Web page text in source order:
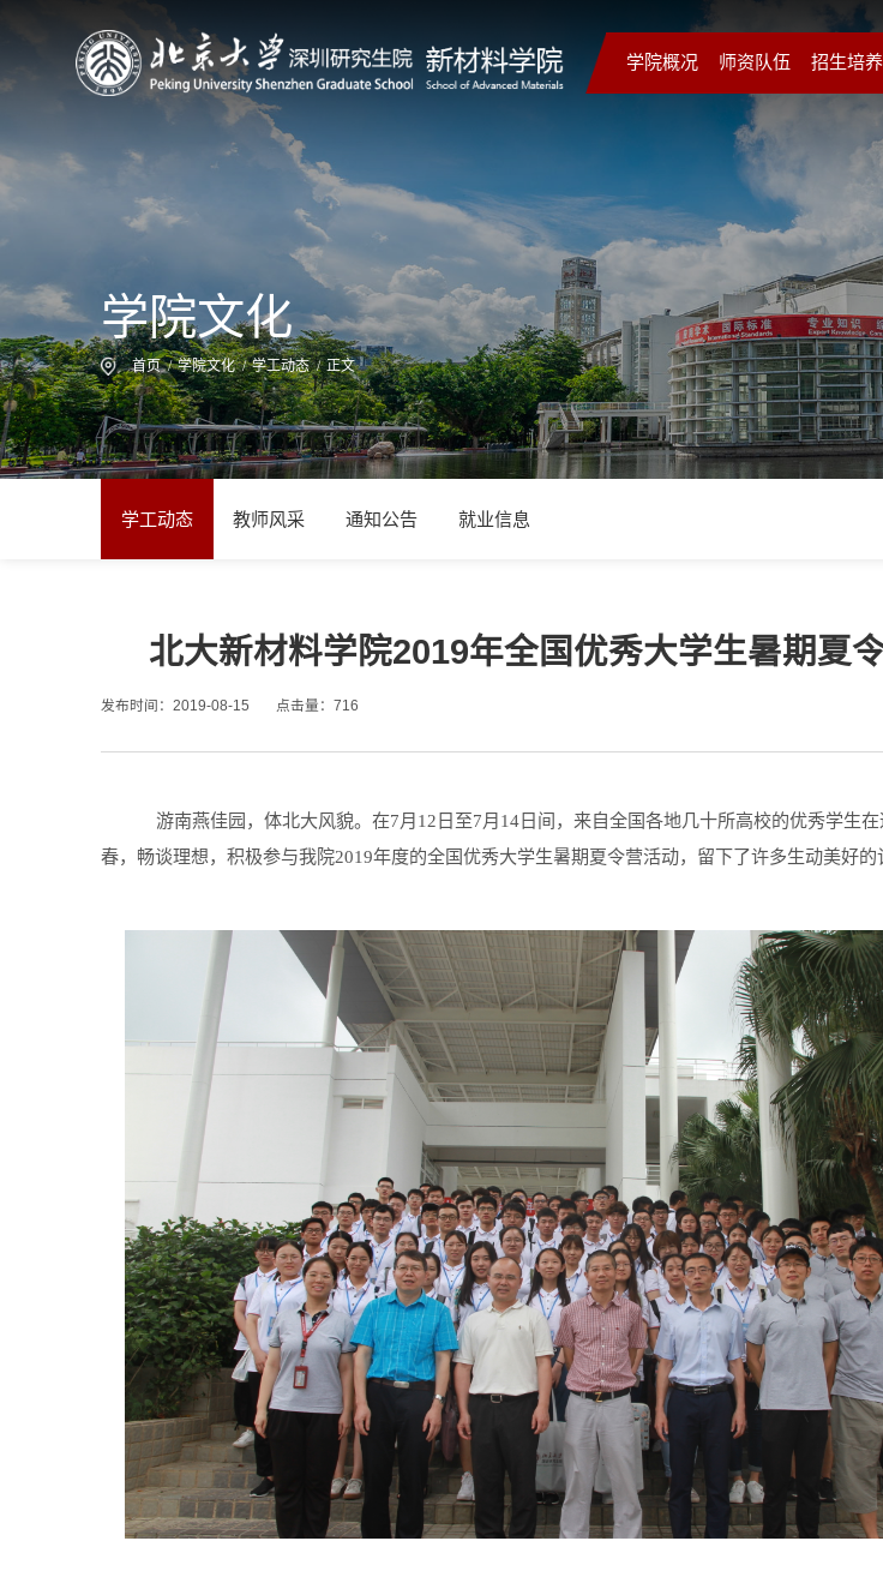
学院概况 师资队伍 招生培养
学院文化
首页 / 学院文化 / 学工动态 /正文
学工动态 教师风采 通知公告 就业信息
北大新材料学院2019年全国优秀大学生暑期夏
发布时间：2019-08-15 点击量： 716
游南燕佳园，体北大风貌。在7月12日至7月14日间，来自全国各地几十所高校的优秀学生
春，畅谈理想，积极参与我院2019年度的全国优秀大学生暑期夏令营活动，留下了许多生动美好的